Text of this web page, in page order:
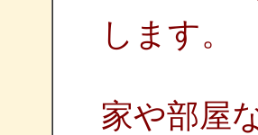
します。
家や部屋